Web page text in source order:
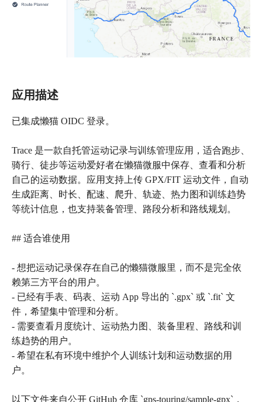
应用描述
已集成懒猫 OIDC 登录。
Trace 是一款自托管运动记录与训练管理应用，适合跑步、
骑行、徒步等运动爱好者在懒猫微服中保存、查看和分析
自己的运动数据。应用支持上传 GPX/FIT 运动文件，自动
生成距离、时长、配速、爬升、轨迹、热力图和训练趋势
等统计信息，也支持装备管理、路段分析和路线规划。
## 适合谁使用
- 想把运动记录保存在自己的懒猫微服里，而不是完全依
赖第三方平台的用户。
- 已经有手表、码表、运动 App 导出的 `.gpx` 或 `.fit` 文
件，希望集中管理和分析。
- 需要查看月度统计、运动热力图、装备里程、路线和训
练趋势的用户。
- 希望在私有环境中维护个人训练计划和运动数据的用
户。
以下文件来自公开 GitHub 仓库 `gps-touring/sample-gpx`，